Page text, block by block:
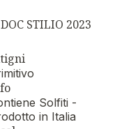
STILIO 2023
Solfiti -
in Italia